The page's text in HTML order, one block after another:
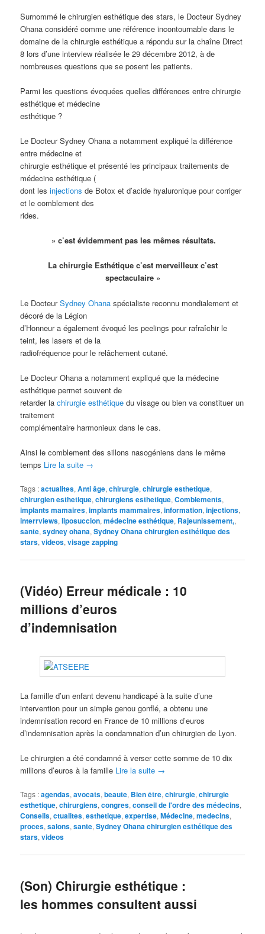
Surnommé le chirurgien esthétique des stars, le Docteur Sydney
Ohana considéré comme une référence incontournable dans le
domaine de la chirurgie esthétique a répondu sur la chaîne Direct
8 lors d’une interview réalisée le 29 décembre 2012, à de
nombreuses questions que se posent les patients.
Parmi les questions évoquées quelles différences entre chirurgie
esthétique et médecine
esthétique ?
Le Docteur Sydney Ohana a notamment expliqué la différence
entre médecine et
chirurgie esthétique et présenté les principaux traitements de
médecine esthétique (
dont lesinjectionsde Botox et d’acide hyaluronique pour corriger
et le comblement des
rides.
» c’est évidemment pas les mêmes résultats.
La chirurgie Esthétique c’est merveilleux c’est
spectaculaire »
Le DocteurSydney Ohanaspécialiste reconnu mondialement et
décoré de la Légion
d’Honneur a également évoqué les peelings pour rafraîchir le
teint, les lasers et de la
radiofréquence pour le relâchement cutané.
Le Docteur Ohana a notamment expliqué que la médecine
esthétique permet souvent de
retarder lachirurgie esthétique du visage ou bien va constituer un
traitement
complémentaire harmonieux dans le cas.
Ainsi le comblement des sillons nasogéniens dans le même
temps Lire la suite →
Tags :actualites,Anti âge,chirurgie,chirurgie esthetique,
chirurgien esthetique,chirurgiens esthetique,Comblements,
implants mamaires,implants mammaires,information,injections,
interrviews,liposuccion,médecine esthétique, Rajeunissement,,
sante,sydney ohana,Sydney Ohana chirurgien esthétique des
stars,videos,visage zapping
(Vidéo) Erreur médicale : 10
millions d’euros
d’indemnisation
La famille d’un enfant devenu handicapé à la suite d’une
intervention pour un simple genou gonflé, a obtenu une
indemnisation record en France de 10 millions d’euros
d’indemnisation après la condamnation d’un chirurgien de Lyon.
Le chirurgien a été condamné à verser cette somme de 10 dix
millions d’euros à la famille Lire la suite →
Tags :agendas,avocats,beaute, Bien être,chirurgie,chirurgie
esthetique,chirurgiens,congres,conseil de l'ordre des médecins,
Conseils,ctualites,esthetique,expertise,Médecine,medecins,
proces,salons,sante,Sydney Ohana chirurgien esthétique des
stars,videos
(Son) Chirurgie esthétique :
les hommes consultent aussi